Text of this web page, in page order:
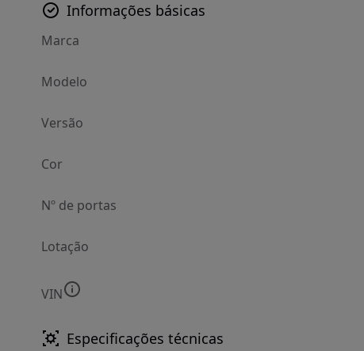
Informações básicas
Marca
Modelo
Versão
Cor
Nº de portas
Lotação
VIN
Especificações técnicas